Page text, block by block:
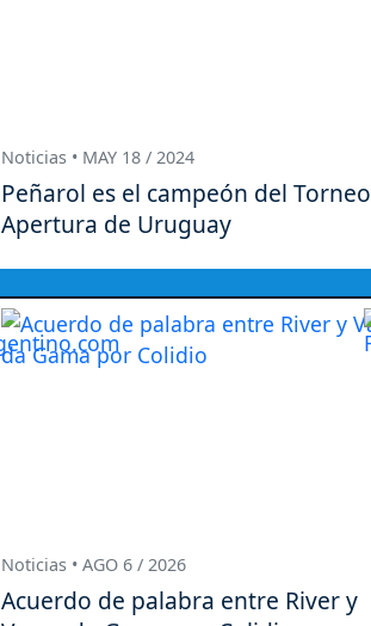
Noticias • MAY 18 / 2024
Peñarol es el campeón del Torneo
Apertura de Uruguay
Noticias • AGO 6 / 2026
Acuerdo de palabra entre River y